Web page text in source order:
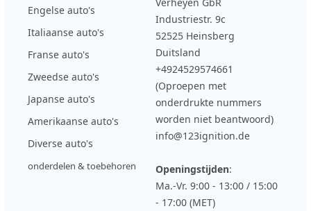
Engelse auto's
Italiaanse auto's
Franse auto's
Zweedse auto's
Japanse auto's
Amerikaanse auto's
Diverse auto's
onderdelen & toebehoren
Industriestr. 9c
52525 Heinsberg
Duitsland
+4924529574661
(Oproepen met
onderdrukte nummers
worden niet beantwoord)
info@123ignition.de
Openingstijden:
Ma.-Vr. 9:00 - 13:00 / 15:00
- 17:00 (MET)